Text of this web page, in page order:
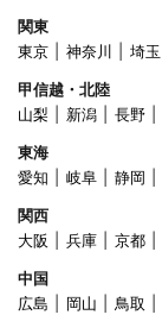
関東
東京
神奈川 埼玉
甲信越・北陸
山梨
新潟 長野
東海
愛知
岐阜 静岡
関西
大阪
兵庫 京都
中国
広島
岡山 鳥取